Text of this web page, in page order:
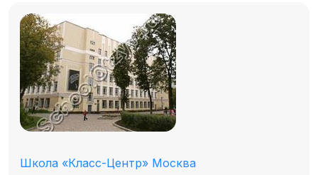
Школа «Класс-Центр» Москва